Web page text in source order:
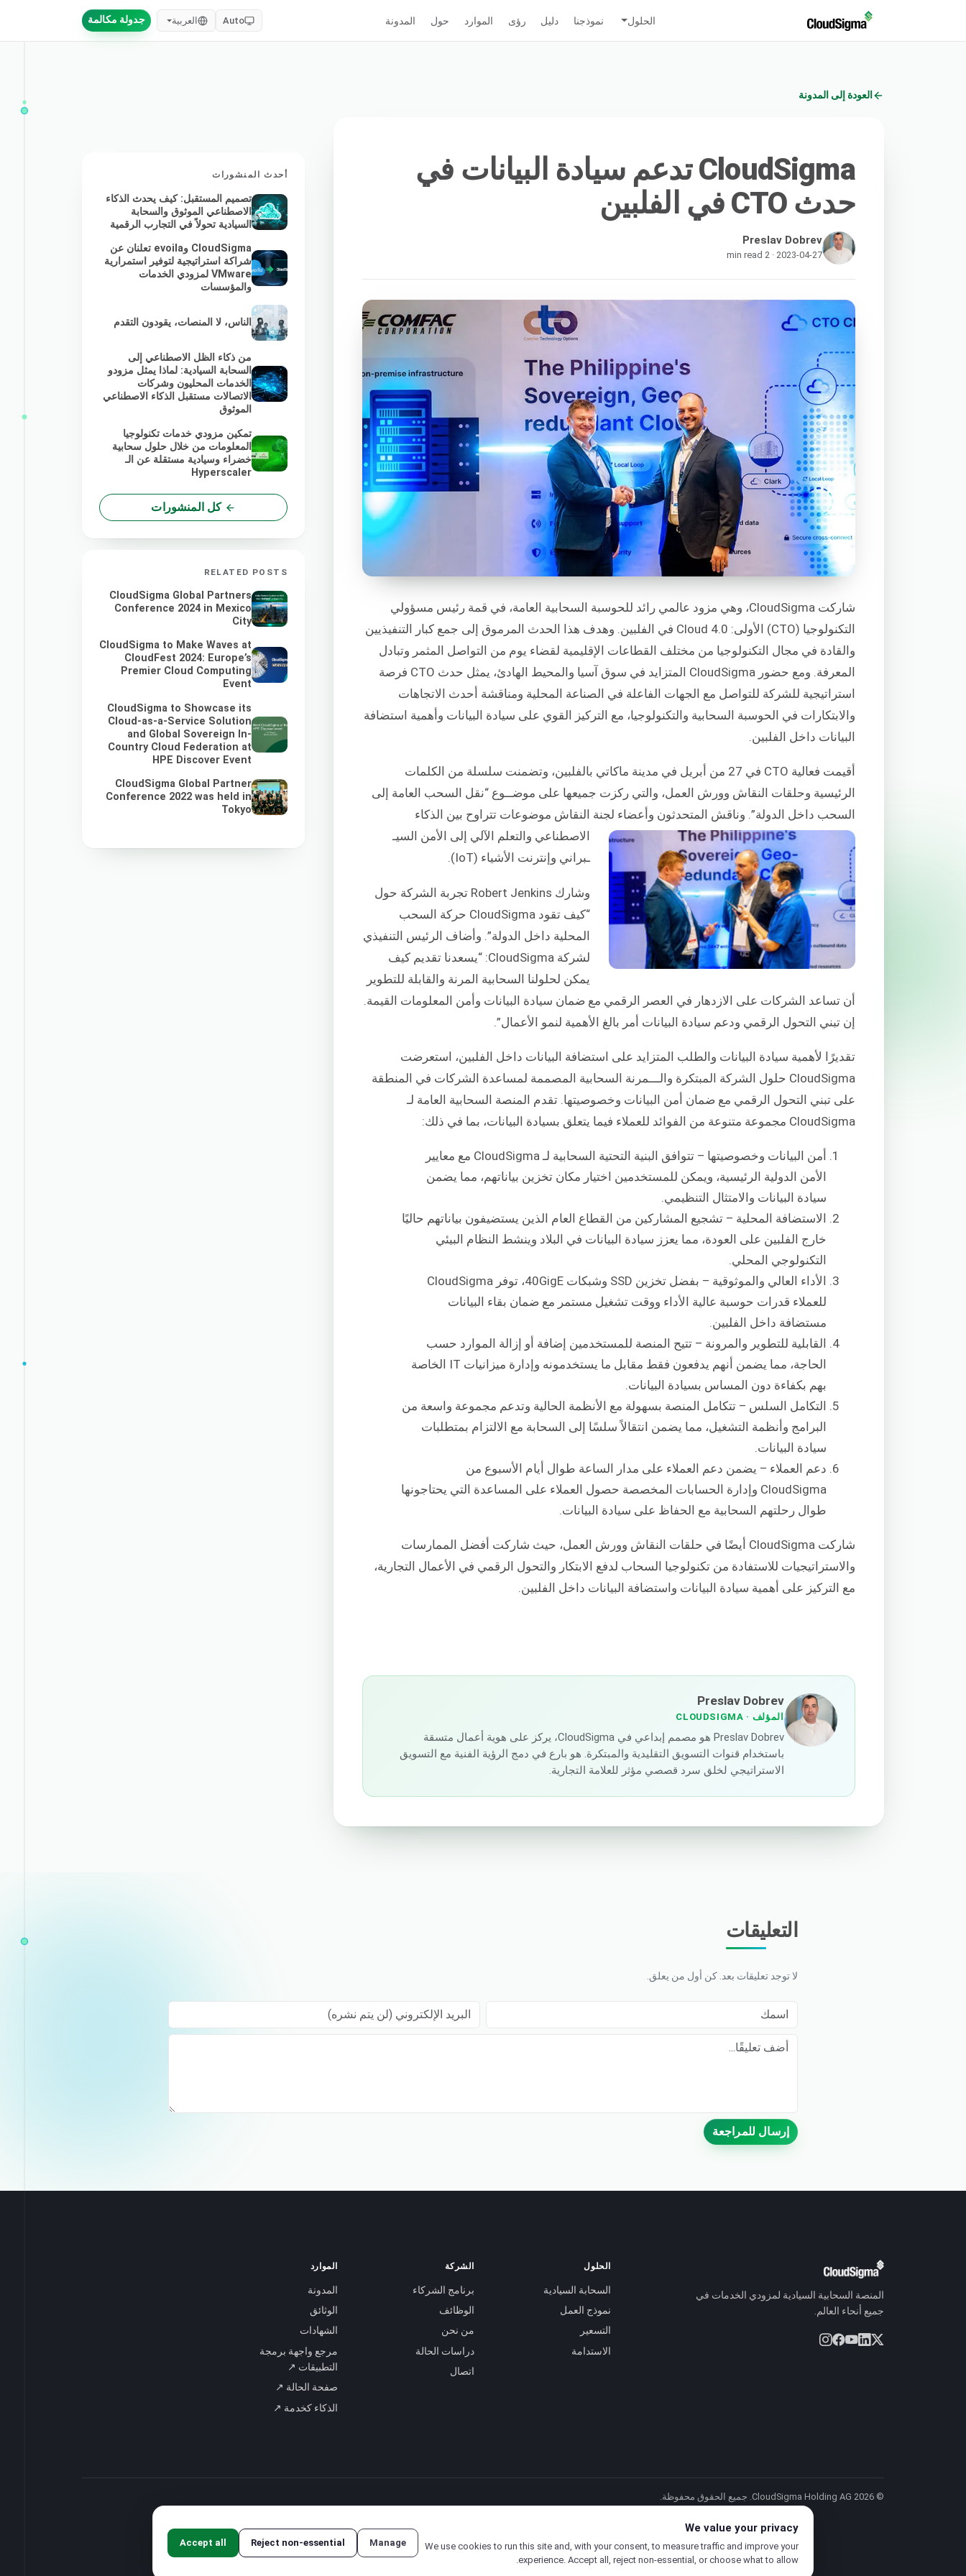
الحلول نموذجنا دليل رؤى الموارد حول المدونة Auto العربية جدولة مكالمة
العودة إلى المدونة
CloudSigma تدعم سيادة البيانات في
حدث CTO في الفلبين
Preslav Dobrev
2023-04-27 · 2 min read
شاركت CloudSigma، وهي مزود عالمي رائد للحوسبة السحابية العامة، في قمة رئيس مسؤولي
التكنولوجيا (CTO) الأولى: Cloud 4.0 في الفلبين. وهدف هذا الحدث المرموق إلى جمع كبار التنفيذيين
والقادة في مجال التكنولوجيا من مختلف القطاعات الإقليمية لقضاء يوم من التواصل المثمر وتبادل
المعرفة. ومع حضور CloudSigma المتزايد في سوق آسيا والمحيط الهادئ، يمثل حدث CTO فرصة
استراتيجية للشركة للتواصل مع الجهات الفاعلة في الصناعة المحلية ومناقشة أحدث الاتجاهات
والابتكارات في الحوسبة السحابية والتكنولوجيا، مع التركيز القوي على سيادة البيانات وأهمية استضافة
البيانات داخل الفلبين.
أقيمت فعالية CTO في 27 من أبريل في مدينة ماكاتي بالفلبين، وتضمنت سلسلة من الكلمات
الرئيسية وحلقات النقاش وورش العمل، والتي ركزت جميعها على موضــوع “نقل السحب العامة إلى
السحب داخل الدولة”. وناقش المتحدثون وأعضاء لجنة النقاش موضوعات تتراوح بين الذكاء
الاصطناعي والتعلم الآلي إلى الأمن السيـ
ـبراني وإنترنت الأشياء (IoT).
وشارك Robert Jenkins تجربة الشركة حول
“كيف تقود CloudSigma حركة السحب
المحلية داخل الدولة”. وأضاف الرئيس التنفيذي
لشركة CloudSigma: “يسعدنا تقديم كيف
يمكن لحلولنا السحابية المرنة والقابلة للتطوير
أن تساعد الشركات على الازدهار في العصر الرقمي مع ضمان سيادة البيانات وأمن المعلومات القيمة.
إن تبني التحول الرقمي ودعم سيادة البيانات أمر بالغ الأهمية لنمو الأعمال”.
تقديرًا لأهمية سيادة البيانات والطلب المتزايد على استضافة البيانات داخل الفلبين، استعرضت
CloudSigma حلول الشركة المبتكرة والــ
ـمرنة السحابية المصممة لمساعدة الشركات في المنطقة
على تبني التحول الرقمي مع ضمان أمن البيانات وخصوصيتها. تقدم المنصة السحابية العامة لـ
CloudSigma مجموعة متنوعة من الفوائد للعملاء فيما يتعلق بسيادة البيانات، بما في ذلك:
أمن البيانات وخصوصيتها – تتوافق البنية التحتية السحابية لـ CloudSigma مع معايير
الأمن الدولية الرئيسية، ويمكن للمستخدمين اختيار مكان تخزين بياناتهم، مما يضمن
سيادة البيانات والامتثال التنظيمي.
الاستضافة المحلية – تشجيع المشاركين من القطاع العام الذين يستضيفون بياناتهم حاليًا
خارج الفلبين على العودة، مما يعزز سيادة البيانات في البلاد وينشط النظام البيئي
التكنولوجي المحلي.
الأداء العالي والموثوقية – بفضل تخزين SSD وشبكات 40GigE، توفر CloudSigma
للعملاء قدرات حوسبة عالية الأداء ووقت تشغيل مستمر مع ضمان بقاء البيانات
مستضافة داخل الفلبين.
القابلية للتطوير والمرونة – تتيح المنصة للمستخدمين إضافة أو إزالة الموارد حسب
الحاجة، مما يضمن أنهم يدفعون فقط مقابل ما يستخدمونه وإدارة ميزانيات IT الخاصة
بهم بكفاءة دون المساس بسيادة البيانات.
التكامل السلس – تتكامل المنصة بسهولة مع الأنظمة الحالية وتدعم مجموعة واسعة من
البرامج وأنظمة التشغيل، مما يضمن انتقالاً سلسًا إلى السحابة مع الالتزام بمتطلبات
سيادة البيانات.
دعم العملاء – يضمن دعم العملاء على مدار الساعة طوال أيام الأسبوع من
CloudSigma وإدارة الحسابات المخصصة حصول العملاء على المساعدة التي يحتاجونها
طوال رحلتهم السحابية مع الحفاظ على سيادة البيانات.
شاركت CloudSigma أيضًا في حلقات النقاش وورش العمل، حيث شاركت أفضل الممارسات
والاستراتيجيات للاستفادة من تكنولوجيا السحاب لدفع الابتكار والتحول الرقمي في الأعمال التجارية،
مع التركيز على أهمية سيادة البيانات واستضافة البيانات داخل الفلبين.
Preslav Dobrev
المؤلف · CLOUDSIGMA
Preslav Dobrev هو مصمم إبداعي في CloudSigma، يركز على هوية أعمال متسقة
باستخدام قنوات التسويق التقليدية والمبتكرة. هو بارع في دمج الرؤية الفنية مع التسويق
الاستراتيجي لخلق سرد قصصي مؤثر للعلامة التجارية.
أحدث المنشورات
تصميم المستقبل: كيف يحدث الذكاء
الاصطناعي الموثوق والسحابة
السيادية تحولاً في التجارب الرقمية
CloudSigma وevoila تعلنان عن
شراكة استراتيجية لتوفير استمرارية
VMware لمزودي الخدمات
والمؤسسات
الناس، لا المنصات، يقودون التقدم
من ذكاء الظل الاصطناعي إلى
السحابة السيادية: لماذا يمثل مزودو
الخدمات المحليون وشركات
الاتصالات مستقبل الذكاء الاصطناعي
الموثوق
تمكين مزودي خدمات تكنولوجيا
المعلومات من خلال حلول سحابية
خضراء وسيادية مستقلة عن الـ
Hyperscaler
كل المنشورات
RELATED POSTS
CloudSigma Global Partners
Conference 2024 in Mexico
City
CloudSigma to Make Waves at
CloudFest 2024: Europe’s
Premier Cloud Computing
Event
CloudSigma to Showcase its
Cloud-as-a-Service Solution
and Global Sovereign In-
Country Cloud Federation at
HPE Discover Event
CloudSigma Global Partner
Conference 2022 was held in
Tokyo
التعليقات
لا توجد تعليقات بعد. كن أول من يعلق.
اسمك البريد الإلكتروني (لن يتم نشره)
إرسال للمراجعة
المنصة السحابية السيادية لمزودي الخدمات في
جميع أنحاء العالم.
الحلول
السحابة السيادية
نموذج العمل
التسعير
الاستدامة
الشركة
برنامج الشركاء
الوظائف
من نحن
دراسات الحالة
اتصال
الموارد
المدونة
الوثائق
الشهادات
مرجع واجهة برمجة
التطبيقات ↗
صفحة الحالة ↗
الذكاء كخدمة ↗
© 2026 CloudSigma Holding AG. جميع الحقوق محفوظة
شروط الخدمة We value your privacy
We use cookies to run this site and, with your consent, to measure traffic and improve your
experience. Accept all, reject non-essential, or choose what to allow.
Manage
Reject non-essential
Accept all